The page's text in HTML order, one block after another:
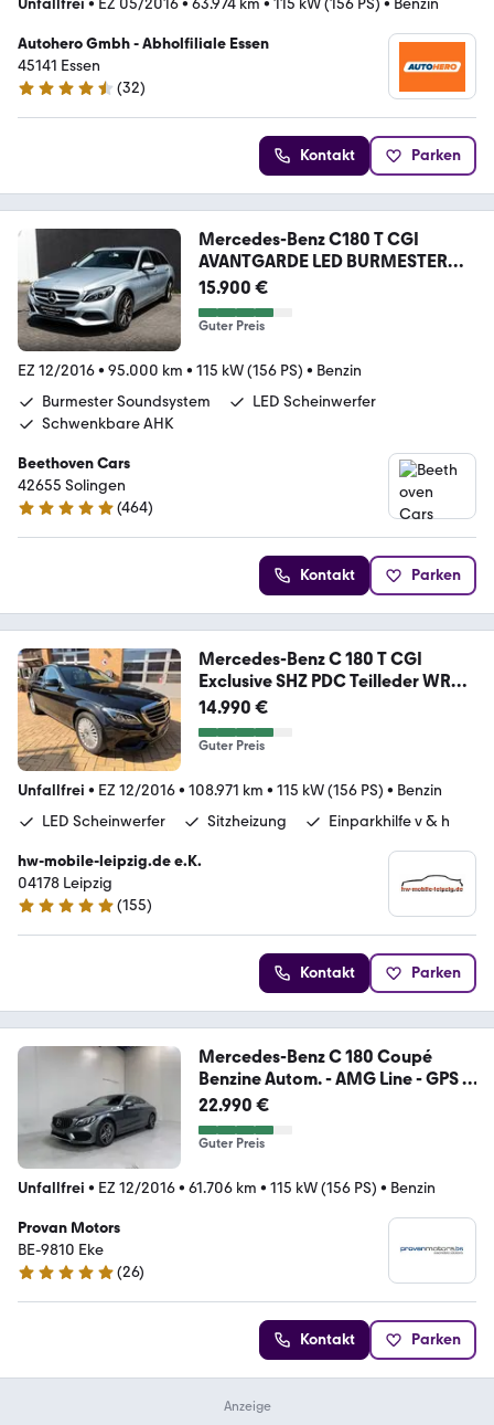
Unfallfrei • EZ 05/2016• 63.974 km • 115 kW (156 PS) • Benzin
Autohero Gmbh - Abholfiliale Essen
45141 Essen
4.7 Sterne
(32)
Kontakt Parken
Mercedes-Benz C180 T CGI
AVANTGARDE LED BURMESTER
NAVI
15.900 €
Guter Preis
EZ 12/2016• 95.000 km • 115 kW (156 PS) • Benzin
Burmester Soundsystem
LED Scheinwerfer
Schwenkbare AHK
Beethoven Cars
42655 Solingen
4.9 Sterne
(464)
Kontakt Parken
Mercedes-Benz C 180 T CGI
Exclusive SHZ PDC Teilleder WR
LED
14.990 €
Guter Preis
Unfallfrei • EZ 12/2016• 108.971 km • 115 kW (156 PS) • Benzin
LED Scheinwerfer
Sitzheizung Einparkhilfe v & h
hw-mobile-leipzig.de e.K.
04178 Leipzig
4.9 Sterne
(155)
Kontakt Parken
Mercedes-Benz C 180 Coupé
Benzine Autom. - AMG Line - GPS -
To
22.990 €
Guter Preis
Unfallfrei • EZ 12/2016• 61.706 km • 115 kW (156 PS) • Benzin
Provan Motors
BE-9810 Eke
5 Sterne
(26)
Kontakt Parken